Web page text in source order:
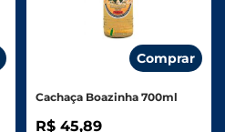
Comprar
Cachaça Boazinha 700ml
R$ 45,89